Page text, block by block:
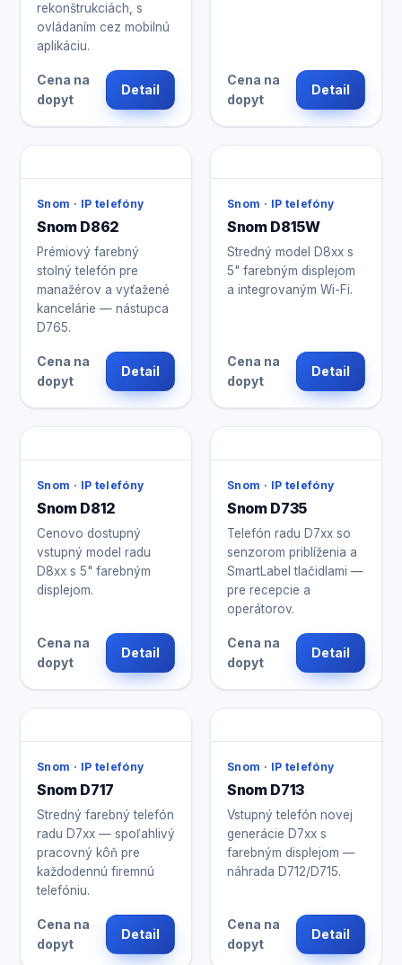
rekonštrukciách, s
ovládaním cez mobilnú
aplikáciu.
Cena na
dopyt
Detail
Cena na
dopyt
Detail
Snom · IP telefóny
Snom D862
Prémiový farebný
stolný telefón pre
manažérov a vyťažené
kancelárie — nástupca
D765.
Cena na
dopyt
Detail
Snom · IP telefóny
Snom D815W
Stredný model D8xx s
5" farebným displejom
a integrovaným Wi-Fi.
Cena na
dopyt
Detail
Snom · IP telefóny
Snom D812
Cenovo dostupný
vstupný model radu
D8xx s 5" farebným
displejom.
Cena na
dopyt
Detail
Snom · IP telefóny
Snom D735
Telefón radu D7xx so
senzorom priblíženia a
SmartLabel tlačidlami —
pre recepcie a
operátorov.
Cena na
dopyt
Detail
Snom · IP telefóny
Snom D717
Stredný farebný telefón
radu D7xx — spoľahlivý
pracovný kôň pre
každodennú firemnú
telefóniu.
Cena na
dopyt
Detail
Snom · IP telefóny
Snom D713
Vstupný telefón novej
generácie D7xx s
farebným displejom —
náhrada D712/D715.
Cena na
dopyt
Detail